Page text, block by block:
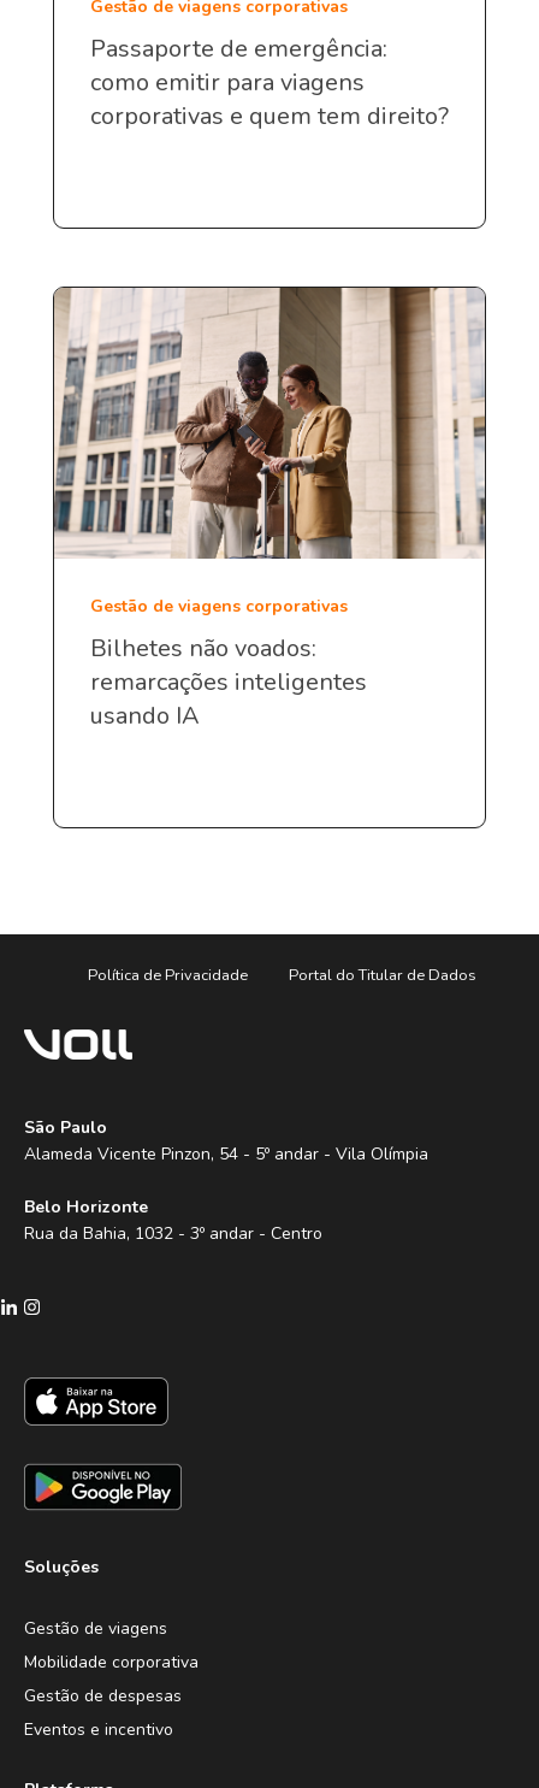
Gestão de viagens corporativas
Passaporte de emergência:
como emitir para viagens
corporativas e quem tem direito?
Gestão de viagens corporativas
Bilhetes não voados:
remarcações inteligentes
usando IA
Política de Privacidade Portal do Titular de Dados
São Paulo
Alameda Vicente Pinzon, 54 - 5º andar - Vila Olímpia
Belo Horizonte
Rua da Bahia, 1032 - 3º andar - Centro
Soluções
Gestão de viagens
Mobilidade corporativa
Gestão de despesas
Eventos e incentivo